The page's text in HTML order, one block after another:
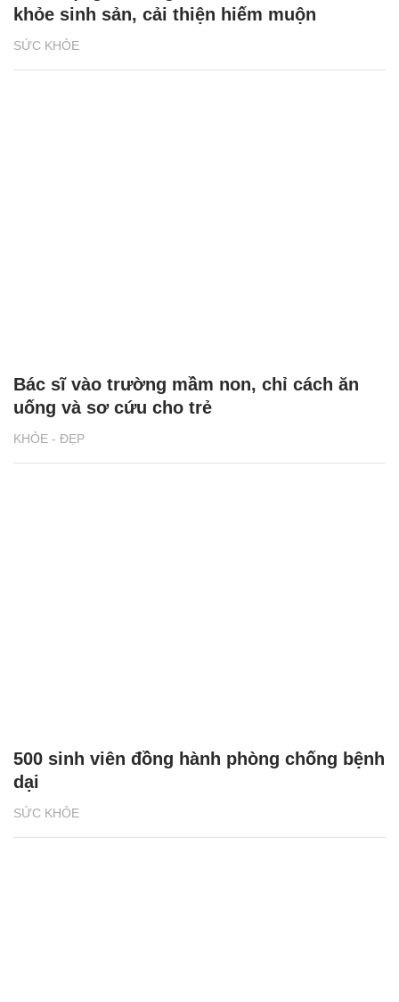
SỨC KHỎE
khỏe sinh sản, cải thiện hiếm muộn
KHỎE - ĐẸP
Bác sĩ vào trường mầm non, chỉ cách ăn
uống và sơ cứu cho trẻ
SỨC KHỎE
500 sinh viên đồng hành phòng chống bệnh
dại